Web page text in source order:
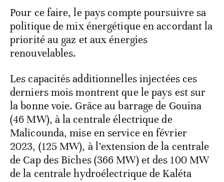
Pour ce faire, le pays compte poursuivre sa
politique de mix énergétique en accordant la
priorité au gaz et aux énergies
renouvelables.
Les capacités additionnelles injectées ces
derniers mois montrent que le pays est sur
la bonne voie. Grâce au barrage de Gouina
(46 MW), à la centrale électrique de
Malicounda, mise en service en février
2023, (125 MW), à l’extension de la centrale
de Cap des Biches (366 MW) et des 100 MW
de la centrale hydroélectrique de Kaléta